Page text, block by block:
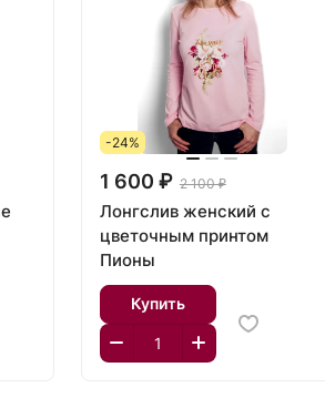
-24%
1 600 ₽ 2 100 ₽
Лонгслив женский с
цветочным принтом
Пионы
Купить